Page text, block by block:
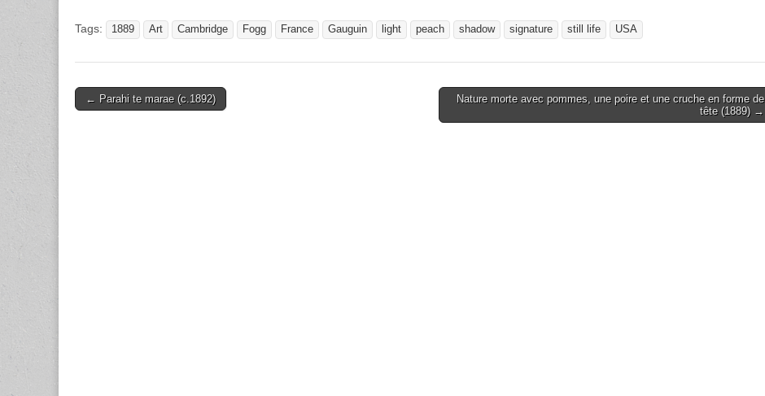
Tags: 1889 Art Cambridge Fogg France Gauguin light peach shadow signature still life USA
Post
← Parahi te marae (c.1892)
Nature morte avec pommes, une poire et une cruche en forme de
tête (1889) →